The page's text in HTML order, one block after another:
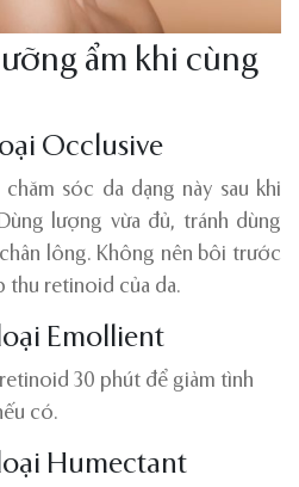
ẩm khi cùng
Occlusive
sóc da dạng này sau khi
lượng vừa đủ, tránh dùng
lông. Không nên bôi trước
thu retinoid của da.
Emollient
30 phút để giảm tình
có.
Humectant